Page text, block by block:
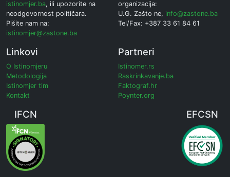
istinomjer.ba, ili upozorite na
neodgovornost političara.
Pišite nam na:
istinomjer@zastone.ba
organizacija:
U.G. Zašto ne, info@zastone.ba
Tel/Fax: +387 33 61 84 61
Linkovi
O Istinomjeru
Metodologija
Istinomjer tim
Kontakt
Partneri
Istinomer.rs
Raskrinkavanje.ba
Faktograf.hr
Poynter.org
IFCN EFCSN